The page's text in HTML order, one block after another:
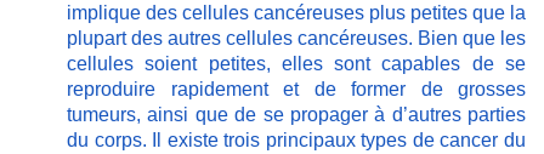
implique des cellules cancéreuses plus petites que la
plupart des autres cellules cancéreuses. Bien que les
cellules soient petites, elles sont capables de se
reproduire rapidement et de former de grosses
tumeurs, ainsi que de se propager à d’autres parties
du corps. Il existe trois principaux types de cancer du